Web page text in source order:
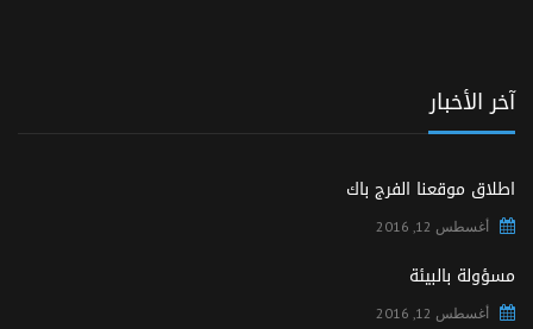
آخر الأخبار
اطلاق موقعنا الفرج باك
أغسطس 12, 2016
مسؤولة بالبيئة
أغسطس 12, 2016